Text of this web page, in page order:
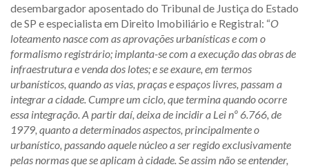
desembargador aposentado do Tribunal de Justiça do Estado
de SP e especialista em Direito Imobiliário e Registral: “O
loteamento nasce com as aprovações urbanísticas e com o
formalismo registrário; implanta-se com a execução das obras de
infraestrutura e venda dos lotes; e se exaure, em termos
urbanísticos, quando as vias, praças e espaços livres, passam a
integrar a cidade. Cumpre um ciclo, que termina quando ocorre
essa integração. A partir daí, deixa de incidir a Lei nº 6.766, de
1979, quanto a determinados aspectos, principalmente o
urbanístico, passando aquele núcleo a ser regido exclusivamente
pelas normas que se aplicam à cidade. Se assim não se entender,